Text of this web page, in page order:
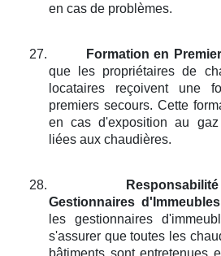
en cas de problèmes.
27. Formation en
que les propriétaires de
locataires reçoivent une
premiers secours. Cette
en cas d'exposition au
liées aux chaudières.
28.
Gestionnaires d'Immeubles
les gestionnaires
s'assurer que toutes les